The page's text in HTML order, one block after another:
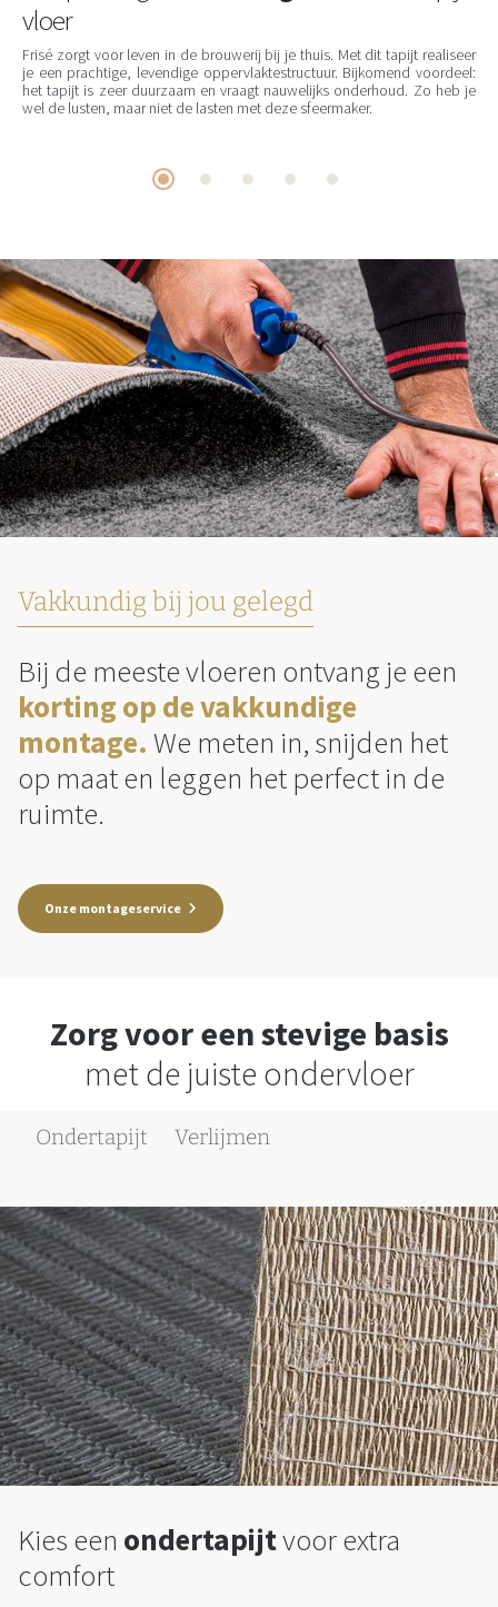
vloer
Frisé zorgt voor leven in de brouwerij bij je thuis. Met dit tapijt realiseer
je een prachtige, levendige oppervlaktestructuur. Bijkomend voordeel:
het tapijt is zeer duurzaam en vraagt nauwelijks onderhoud. Zo heb je
wel de lusten, maar niet de lasten met deze sfeermaker.
Vakkundig bij jou gelegd
Bij de meeste vloeren ontvang je een
korting op de vakkundige
montage. We meten in, snijden het
op maat en leggen het perfect in de
ruimte.
Onze montageservice
Zorg voor een stevige basis
met de juiste ondervloer
Ondertapijt Verlijmen
Kies een ondertapijtvoor extra
comfort